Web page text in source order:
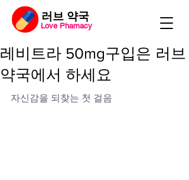
​러브 약국
Love Phamacy
레비트라 50mg구입은 러브
약국에서 하세요
자신감을 되찾는 첫 걸음